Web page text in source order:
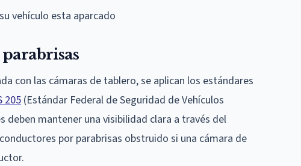
vehículo esta aparcado
con las cámaras de tablero, se aplican los estándares
205(Estándar Federal de Seguridad de Vehículos
mantener una visibilidad clara a través del
por parabrisas obstruido si una cámara de